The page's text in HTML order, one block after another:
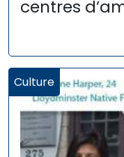
centres
Culture